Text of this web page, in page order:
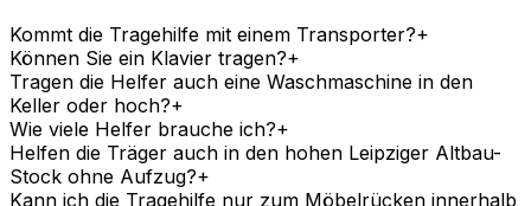
Kommt die Tragehilfe mit einem Transporter?+
Können Sie ein Klavier tragen?+
Tragen die Helfer auch eine Waschmaschine in den
Keller oder hoch?+
Wie viele Helfer brauche ich?+
Helfen die Träger auch in den hohen Leipziger Altbau-
Stock ohne Aufzug?+
Kann ich die Tragehilfe nur zum Möbelrücken innerhalb